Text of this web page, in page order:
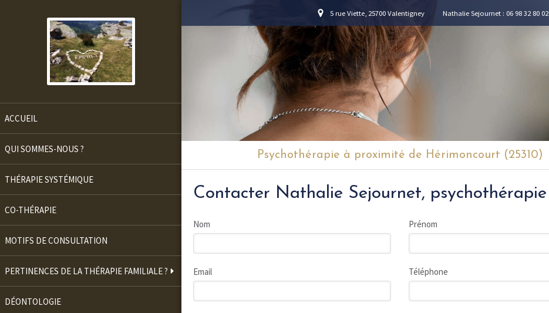
ACCUEIL
QUI SOMMES-NOUS ?
THÉRAPIE SYSTÉMIQUE
CO-THÉRAPIE
MOTIFS DE CONSULTATION
PERTINENCES DE LA THÉRAPIE FAMILIALE ?
DÉONTOLOGIE
5 rue Viette, 25700 Valentigney Nathalie Sejournet : 06 98 32 80 02
Psychothérapie à proximité de Hérimoncourt (25310)
Contacter Nathalie Sejournet, psychothérapie
Nom Prénom
Email Téléphone